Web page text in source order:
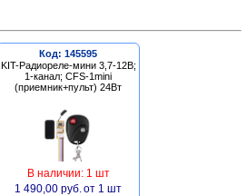
Код: 145595
KIT-Радиореле-мини 3,7-12В;
1-канал; CFS-1mini
(приемник+пульт) 24Вт
В наличии: 1 шт
1 490,00 руб. от 1 шт